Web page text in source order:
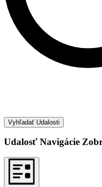
Vyhľadať Udalosti
Udalosť Navigácie